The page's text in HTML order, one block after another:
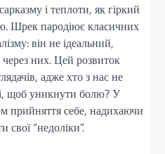
і теплоти, як гіркий
Шрек пародіює класичних
він не ідеальний,
них. Цей розвиток
адже хто з нас не
щоб уникнути болю? У
прийняття себе, надихаючи
“недоліки”.